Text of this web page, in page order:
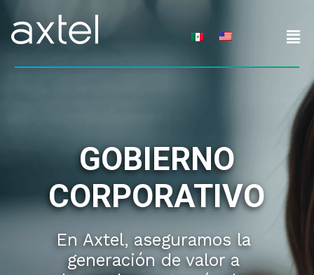
content
En Axtel, aseguramos la
generación de valor a
GOBIERNO
CORPORATIVO